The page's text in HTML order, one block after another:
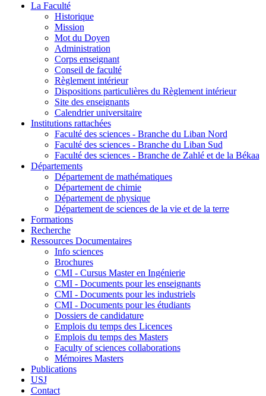
La Faculté
Historique
Mission
Mot du Doyen
Administration
Corps enseignant
Conseil de faculté
Règlement intérieur
Dispositions particulières du Règlement intérieur
Site des enseignants
Calendrier universitaire
Institutions rattachées
Faculté des sciences - Branche du Liban Nord
Faculté des sciences - Branche du Liban Sud
Faculté des sciences - Branche de Zahlé et de la Békaa
Départements
Département de mathématiques
Département de chimie
Département de physique
Département de sciences de la vie et de la terre
Formations
Recherche
Ressources Documentaires
Info sciences
Brochures
CMI - Cursus Master en Ingénierie
CMI - Documents pour les enseignants
CMI - Documents pour les industriels
CMI - Documents pour les étudiants
Dossiers de candidature
Emplois du temps des Licences
Emplois du temps des Masters
Faculty of sciences collaborations
Mémoires Masters
Publications
USJ
Contact